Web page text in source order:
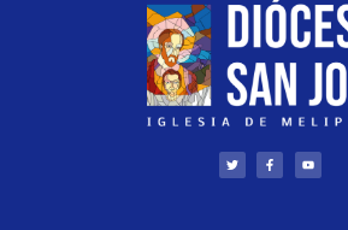
T
w
i
F
a
c
Y
o
u